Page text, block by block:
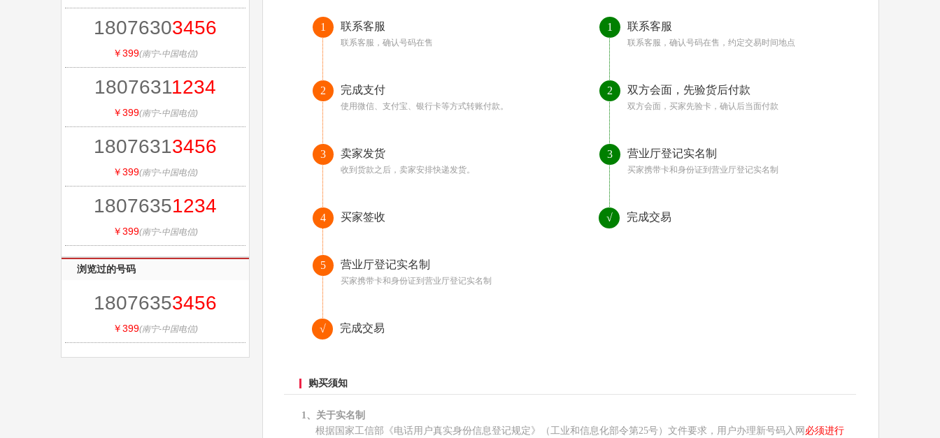
18076303456
￥399(南宁-中国电信)
18076311234
￥399(南宁-中国电信)
18076313456
￥399(南宁-中国电信)
18076351234
￥399(南宁-中国电信)
浏览过的号码
18076353456
￥399(南宁-中国电信)
1 联系客服
联系客服，确认号码在售
2 完成支付
使用微信、支付宝、银行卡等方式转账付款。
3 卖家发货
收到货款之后，卖家安排快递发货。
4 买家签收
5 营业厅登记实名制
买家携带卡和身份证到营业厅登记实名制
√ 完成交易
1 联系客服
联系客服，确认号码在售，约定交易时间地点
2 双方会面，先验货后付款
双方会面，买家先验卡，确认后当面付款
3 营业厅登记实名制
买家携带卡和身份证到营业厅登记实名制
√ 完成交易
购买须知
1、关于实名制
根据国家工信部《电话用户真实身份信息登记规定》（工业和信息化部令第25号）文件要求，用户办理新号码入网 必须进行